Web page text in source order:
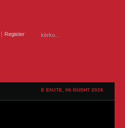
Register
E ENJTE, 06 GUSHT 2026